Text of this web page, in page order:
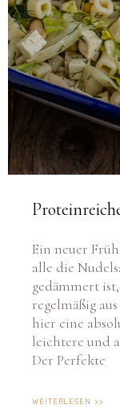
alle die
gedämmert
regelmäßig
hier eine
leichtere und
Der Perfekte